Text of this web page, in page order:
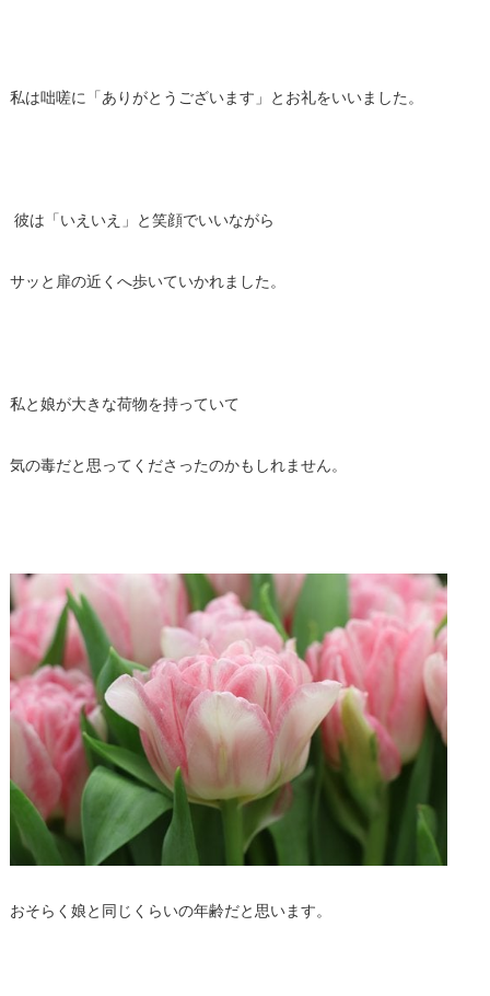
私は咄嗟に「ありがとうございます」とお礼をいいました。
彼は「いえいえ」と笑顔でいいながら
サッと扉の近くへ歩いていかれました。
私と娘が大きな荷物を持っていて
気の毒だと思ってくださったのかもしれません。
おそらく娘と同じくらいの年齢だと思います。